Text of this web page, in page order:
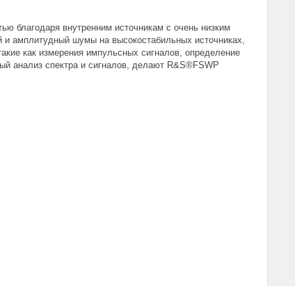
благодаря внутренним источникам с очень низким
амплитудный шумы на высокостабильных источниках,
как измерения импульсных сигналов, определение
анализ спектра и сигналов, делают R&S®FSWP